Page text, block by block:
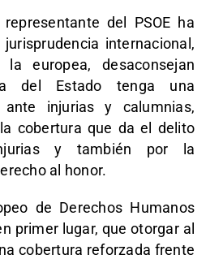
del PSOE ha
internacional,
la europea, desaconsejan
del Estado tenga una
ante injurias y calumnias,
cobertura que da el delito
y también por la
al honor.
de Derechos Humanos
primer lugar, que otorgar al
cobertura reforzada frente